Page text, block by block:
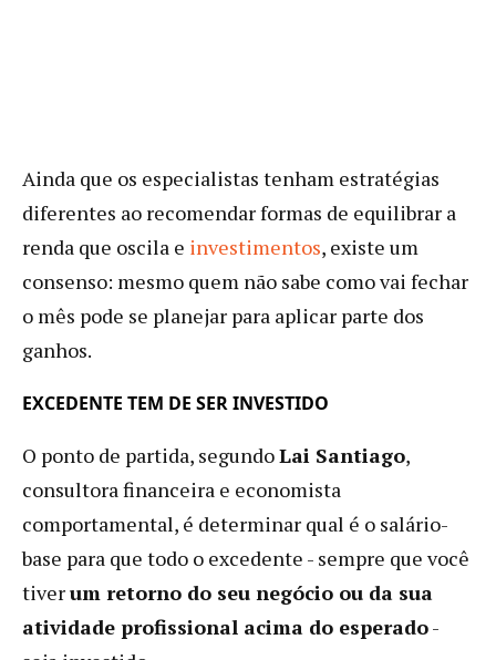
Ainda que os especialistas tenham estratégias
diferentes ao recomendar formas de equilibrar a
renda que oscila e investimentos, existe um
consenso: mesmo quem não sabe como vai fechar
o mês pode se planejar para aplicar parte dos
ganhos.
EXCEDENTE TEM DE SER INVESTIDO
O ponto de partida, segundoLai Santiago,
consultora financeira e economista
comportamental, é determinar qual é o salário-
base para que todo o excedente - sempre que você
tiverum retorno do seu negócio ou da sua
atividade profissional acima do esperado-